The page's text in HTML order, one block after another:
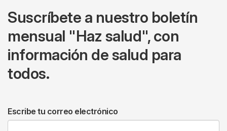
Suscríbete a nuestro boletín
mensual "Haz salud", con
información de salud para
todos.
Escribe tu correo electrónico